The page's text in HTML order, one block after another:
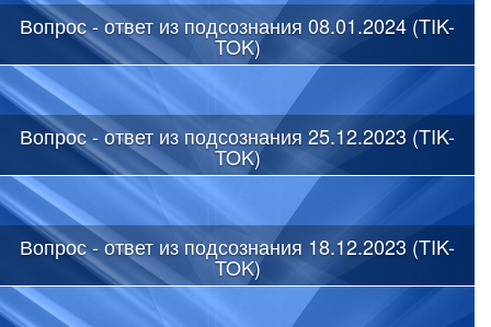
Вопрос - ответ из подсознания 08.01.2024 (TIK-
TOK)
Вопрос - ответ из подсознания 25.12.2023 (TIK-
TOK)
Вопрос - ответ из подсознания 18.12.2023 (TIK-
TOK)